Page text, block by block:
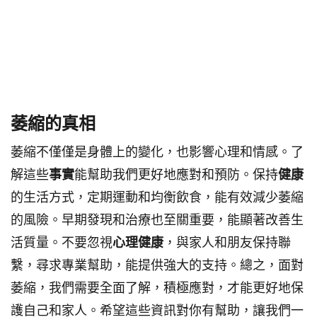
萎縮的真相
萎縮不僅僅是身體上的變化，也影響心理和情感。了
解這些事實能幫助我們更好地應對和預防。保持健康
的生活方式，定期運動和均衡飲食，能有效減少萎縮
的風險。早期發現和治療也至關重要，能顯著改善生
活質量。不要忽視心理健康 ，與家人和朋友保持聯
繫，尋求專業幫助，能提供強大的支持。總之，面對
萎縮，我們需要全面了解，積極應對，才能更好地保
護自己和家人。希望這些資訊對你有幫助，讓我們一